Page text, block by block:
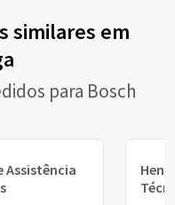
similares em
para Bosch
Assistência